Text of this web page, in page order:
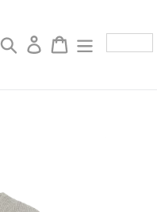
검색 로그인 Cart